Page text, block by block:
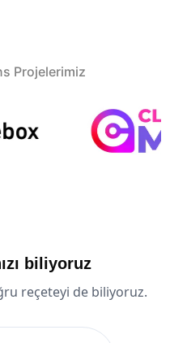
Projelerimiz
biliyoruz
reçeteyi de biliyoruz.